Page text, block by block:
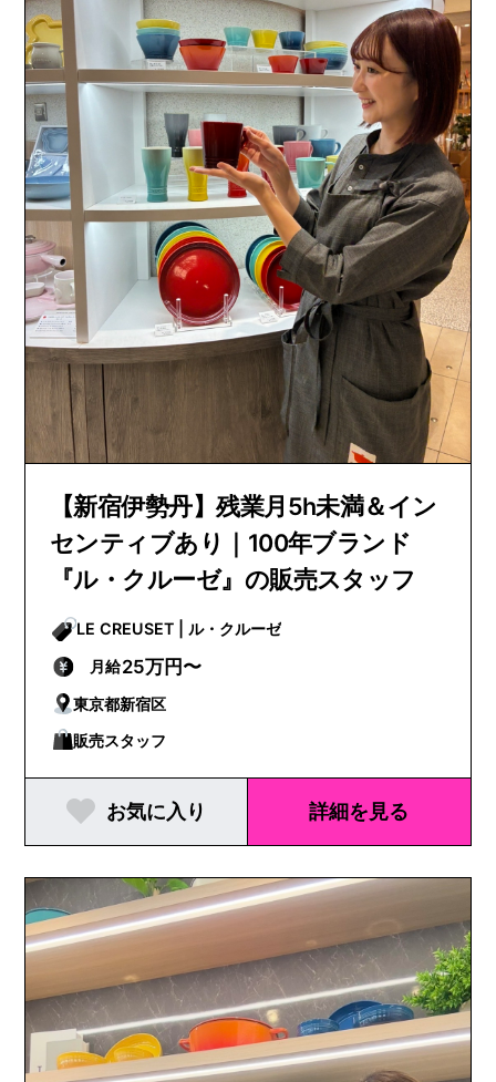
【新宿伊勢丹】残業月5h未満＆イン
センティブあり｜100年ブランド
『ル・クルーゼ』の販売スタッフ
LE CREUSET | ル・クルーゼ
月給25万円〜
東京都新宿区
販売スタッフ
お気に入り 詳細を見る